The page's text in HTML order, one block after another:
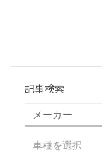
記事検索